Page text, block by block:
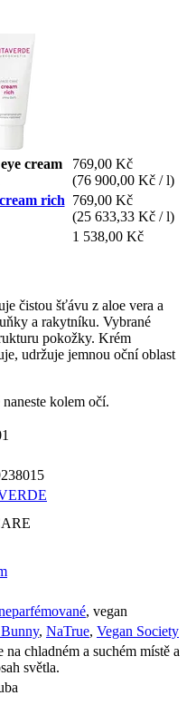
cream
769,00 Kč
(76 900,00 Kč / l)
rich 769,00 Kč
(25 633,33 Kč / l)
1 538,00 Kč
čistou šťávu z aloe vera a
a rakytníku. Vybrané
pokožky. Krém
udržuje jemnou oční oblast
kolem očí.
, vegan
, NaTrue, Vegan Society
na chladném a suchém místě a
světla.